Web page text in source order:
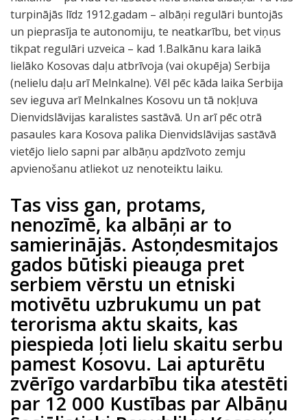
turpinājās līdz 1912.gadam – albāņi regulāri buntojās
un pieprasīja te autonomiju, te neatkarību, bet viņus
tikpat regulāri uzveica – kad 1.Balkānu kara laikā
lielāko Kosovas daļu atbrīvoja (vai okupēja) Serbija
(nelielu daļu arī Melnkalne). Vēl pēc kāda laika Serbija
sev ieguva arī Melnkalnes Kosovu un tā nokļuva
Dienvidslāvijas karalistes sastāvā. Un arī pēc otrā
pasaules kara Kosova palika Dienvidslāvijas sastāvā
vietējo lielo sapni par albāņu apdzīvoto zemju
apvienošanu atliekot uz nenoteiktu laiku.
Tas viss gan, protams,
nenozīmē, ka albāņi ar to
samierinājās. Astoņdesmitajos
gados būtiski pieauga pret
serbiem vērstu un etniski
motivētu uzbrukumu un pat
terorisma aktu skaits, kas
piespieda ļoti lielu skaitu serbu
pamest Kosovu. Lai apturētu
zvērīgo vardarbību tika atestēti
par 12 000 Kustības par Albāņu